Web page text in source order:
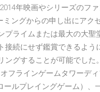
年映画やシリーズのフ
ミングからの申し出にアク
プライムまたは最大の大聖
接続にせず鑑賞できるよう
ングすることが可能でした
フラインゲームタワーデ
ールプレイングゲーム）、